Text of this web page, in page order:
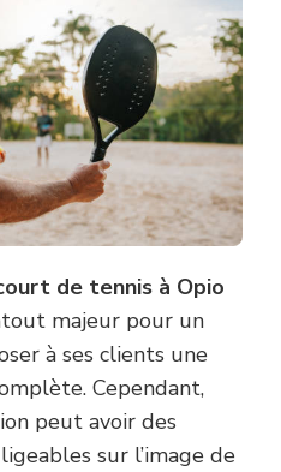
TENNIS
À
OPIO
PEUT-
ELLE
NUIRE
À
DE
L’HÔTEL
SI
de tennis à Opio
majeur pour un
à ses clients une
Cependant,
peut avoir des
sur l’image de